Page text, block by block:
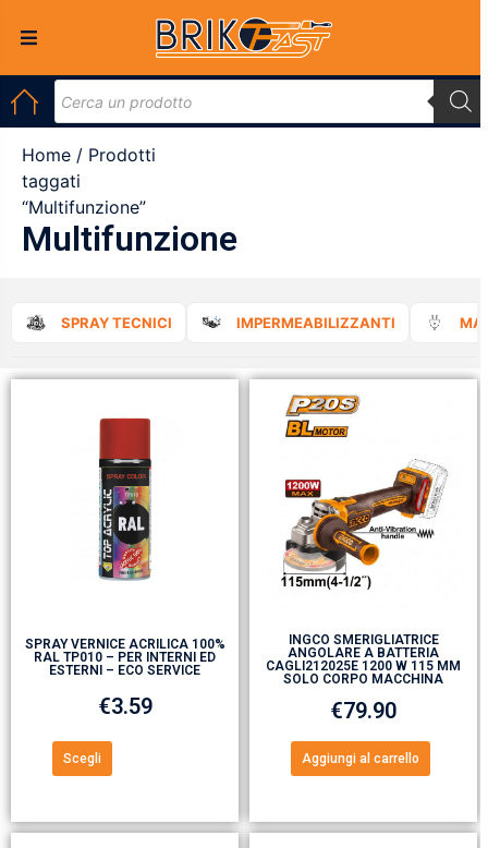
Home / Prodotti
taggati
“Multifunzione”
Multifunzione
SPRAY TECNICI IMPERMEABILIZZANTI
SPRAY VERNICE ACRILICA 100%
RAL TP010 – PER INTERNI ED
ESTERNI – ECO SERVICE
€3.59
Scegli
INGCO SMERIGLIATRICE
ANGOLARE A BATTERIA
CAGLI212025E 1200 W 115 MM
SOLO CORPO MACCHINA
€79.90
Aggiungi al carrello